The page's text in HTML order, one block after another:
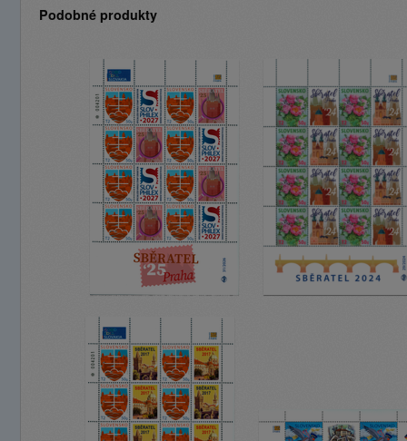
Podobné produkty